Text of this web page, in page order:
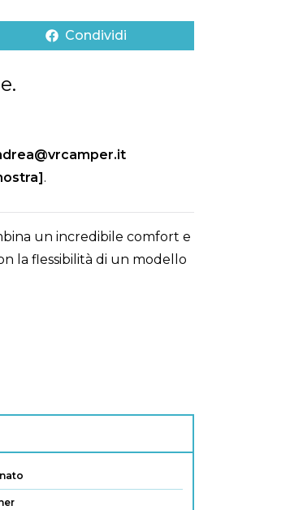
Condividi
.
un incredibile comfort e
la flessibilità di un modello